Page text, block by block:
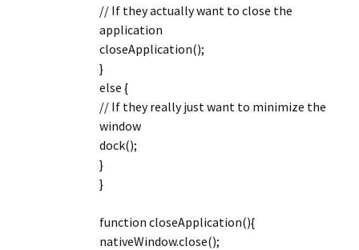
// If they actually want to close the
application
closeApplication();
}
else {
// If they really just want to minimize the
window
dock();
}
}
function closeApplication(){
nativeWindow.close();